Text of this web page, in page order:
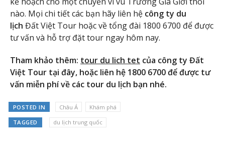
nào. Mọi chi tiết các bạn hãy liên hệ công ty du
lịch Đất Việt Tour hoặc về tổng đài 1800 6700 để được
tư vấn và hỗ trợ đặt tour ngay hôm nay.
Tham khảo thêm: tour du lich tet của công ty Đất
Việt Tour tại đây, hoặc liên hệ 1800 6700 để được tư
vấn miễn phí về các tour du lịch bạn nhé.
POSTED IN Châu Á Khám phá
TAGGED du lịch trung quốc